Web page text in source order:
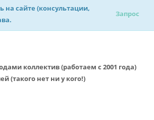
на сайте (консультации,
Запрос
коллектив (работаем с 2001 года)
(такого нет ни у кого!)